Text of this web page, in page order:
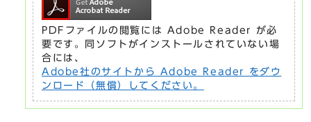
PDFファイルの閲覧には Adobe Reader が必
要です。同ソフトがインストールされていない場
合には、
Adobe社のサイトから Adobe Reader をダウ
ンロード（無償）してください。